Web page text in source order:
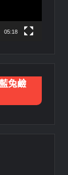
05:18
兔鹼